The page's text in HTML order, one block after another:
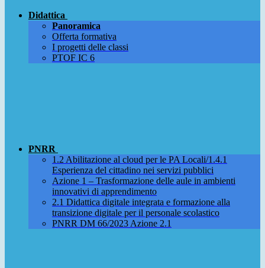
Didattica
Panoramica
Offerta formativa
I progetti delle classi
PTOF IC 6
PNRR
1.2 Abilitazione al cloud per le PA Locali/1.4.1
Esperienza del cittadino nei servizi pubblici
Azione 1 – Trasformazione delle aule in ambienti
innovativi di apprendimento
2.1 Didattica digitale integrata e formazione alla
transizione digitale per il personale scolastico
PNRR DM 66/2023 Azione 2.1